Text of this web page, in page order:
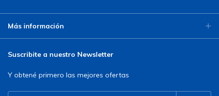
Más información
Suscribite a nuestro Newsletter
Y obtené primero las mejores ofertas